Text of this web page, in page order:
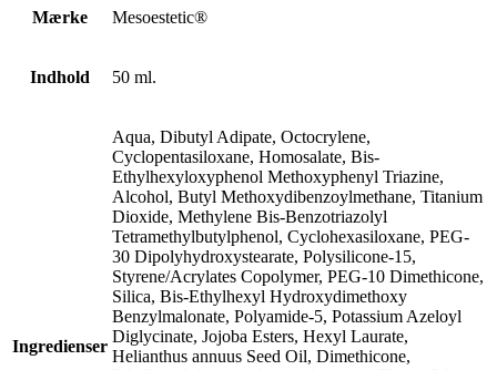
Mærke Mesoestetic®
Indhold 50 ml.
Ingredienser
Aqua, Dibutyl Adipate, Octocrylene,
Cyclopentasiloxane, Homosalate, Bis-
Ethylhexyloxyphenol Methoxyphenyl Triazine,
Alcohol, Butyl Methoxydibenzoylmethane, Titanium
Dioxide, Methylene Bis-Benzotriazolyl
Tetramethylbutylphenol, Cyclohexasiloxane, PEG-
30 Dipolyhydroxystearate, Polysilicone-15,
Styrene/Acrylates Copolymer, PEG-10 Dimethicone,
Silica, Bis-Ethylhexyl Hydroxydimethoxy
Benzylmalonate, Polyamide-5, Potassium Azeloyl
Diglycinate, Jojoba Esters, Hexyl Laurate,
Helianthus annuus Seed Oil, Dimethicone,